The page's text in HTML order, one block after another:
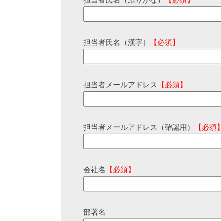
担当者氏名（漢字） 【必須】
担当者メールアドレス 【必須】
担当者メールアドレス（確認用） 【必須
会社名 【必須】
部署名